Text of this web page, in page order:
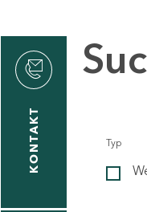
KONTAKT Typ